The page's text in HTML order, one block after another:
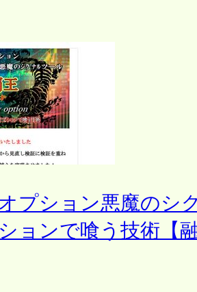
プション悪魔のシ
ョンで喰う技術【